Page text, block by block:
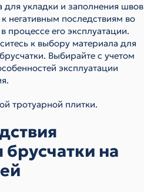
укладки и заполнения швов
негативным последствиям во
процессе его эксплуатации.
к выбору материала для
Выбирайте с учетом
эксплуатации
тротуарной плитки.
на